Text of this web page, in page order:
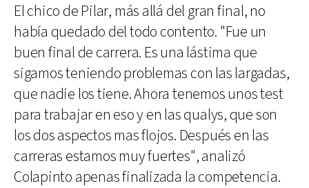
El chico de Pilar, más allá del gran final, no
había quedado del todo contento. "Fue un
buen final de carrera. Es una lástima que
sigamos teniendo problemas con las largadas,
que nadie los tiene. Ahora tenemos unos test
para trabajar en eso y en las qualys, que son
los dos aspectos mas flojos. Después en las
carreras estamos muy fuertes", analizó
Colapinto apenas finalizada la competencia.